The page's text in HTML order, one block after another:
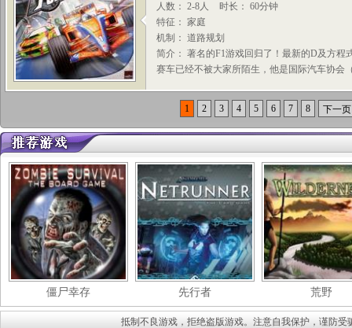
人数： 2-8人
时长： 60分钟
特征： 家庭
机制： 道路规划
简介： 著名的F1游戏回归了！最新的D及方程
赛车已经不被大家所陌生，他是国际汽车协会
1 2 3 4 5 6 7 8 下一页
僵尸幸存 先行者 荒野
抵制不良游戏，拒绝盗版游戏。注意自我保护，谨防